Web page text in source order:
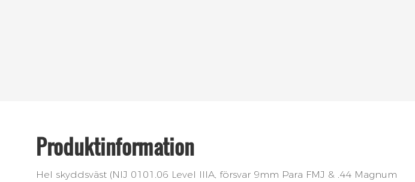
Produktinformation
Hel skyddsväst (NIJ 0101.06 Level IIIA, försvar 9mm Para FMJ & .44 Magnum